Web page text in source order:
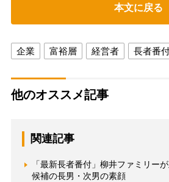
本文に戻る
企業 富裕層 経営者 長者番
他のオススメ記事
関連記事
「最新長者番付」柳井ファミリー
候補の長男・次男の素顔